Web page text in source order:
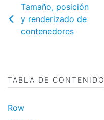
Tamaño, posición
y renderizado de
contenedores
TABLA DE CONTENIDO
Row